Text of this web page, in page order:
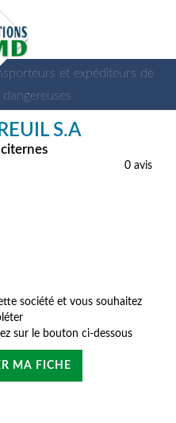
et expéditeurs de
S.A
0 avis
société et vous souhaitez
sur le bouton ci-dessous
MA FICHE